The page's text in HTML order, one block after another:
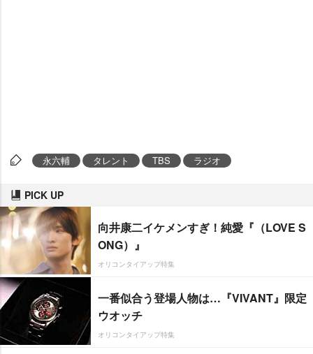
永六輔 タレント TBS ラジオ
PICK UP
向井康二イケメンすぎ！純愛『（LOVE S
ONG）』
オリコンタイアップ特集
一番似合う登場人物は…『VIVANT』限定
ウオッチ
オリコンタイアップ特集